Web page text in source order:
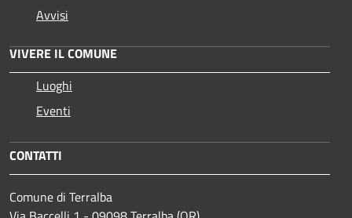
Avvisi
VIVERE IL COMUNE
Luoghi
Eventi
CONTATTI
Comune di Terralba